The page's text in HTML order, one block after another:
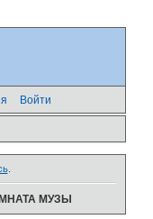
Войти
.
МУЗЫ